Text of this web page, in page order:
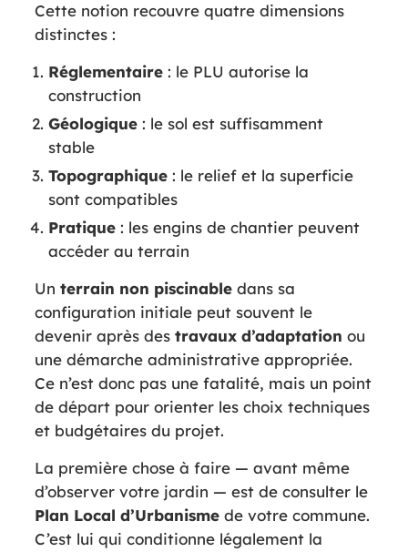
Cette notion recouvre quatre dimensions
distinctes :
Réglementaire : le PLU autorise la
construction
Géologique : le sol est suffisamment
stable
Topographique : le relief et la superficie
sont compatibles
Pratique : les engins de chantier peuvent
accéder au terrain
Un terrain non piscinabledans sa
configuration initiale peut souvent le
devenir après des travaux d’adaptation ou
une démarche administrative appropriée.
Ce n’est donc pas une fatalité, mais un point
de départ pour orienter les choix techniques
et budgétaires du projet.
La première chose à faire — avant même
d’observer votre jardin — est de consulter le
Plan Local d’Urbanismede votre commune.
C’est lui qui conditionne légalement la